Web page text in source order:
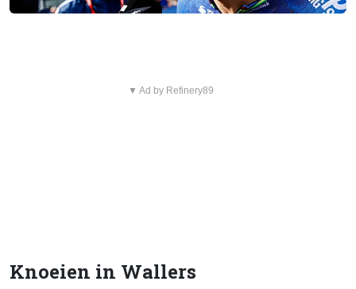
▼ Ad by Refinery89
Knoeien in Wallers